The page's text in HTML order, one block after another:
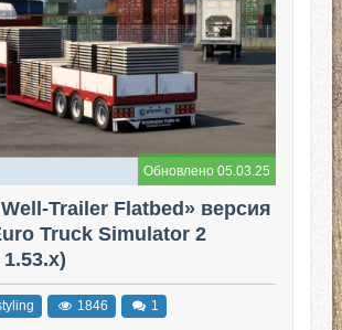
Обновлено 05.03.25
Trailer Flatbed» версия
Truck Simulator 2
1846 1